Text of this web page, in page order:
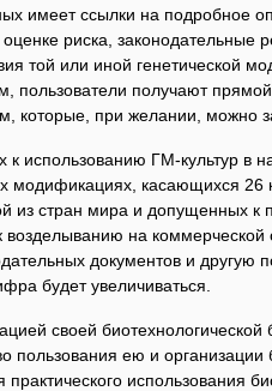
имеет ссылки на подробное
риска, законодательные
той или иной генетической
пользователи получают
которые, при желании, можно
использованию ГМ-культур в
модификациях, касающихся 26
из стран мира и допущенных к
возделыванию на коммерческой
документов и
будет увеличиваться.
своей
пользования ею и организации
использования